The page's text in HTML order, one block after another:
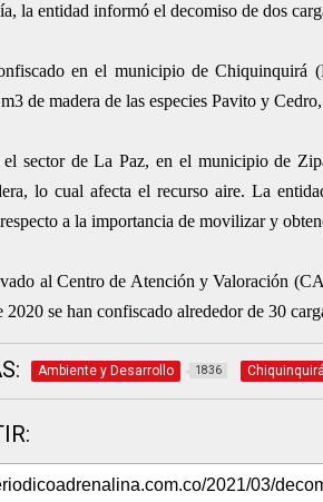
la entidad informó el decomiso de dos
en el municipio de Chiquinquirá
de madera de las especies Pavito y
sector de La Paz, en el municipio de
lo cual afecta el recurso aire. La
a la importancia de movilizar y
al Centro de Atención y Valoración
2020 se han confiscado alrededor de 30
Ambiente y Desarrollo 1836 Chiquinquirá